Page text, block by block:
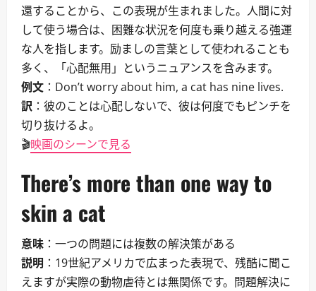
還することから、この表現が生まれました。人間に対
して使う場合は、困難な状況を何度も乗り越える強運
な人を指します。励ましの言葉として使われることも
多く、「心配無用」というニュアンスを含みます。
例文 ：Don’t worry about him, a cat has nine lives.
訳 ：彼のことは心配しないで、彼は何度でもピンチを
切り抜けるよ。
🎬映画のシーンで見る
There’s more than one way to
skin a cat
意味 ：一つの問題には複数の解決策がある
説明 ：19世紀アメリカで広まった表現で、残酷に聞こ
えますが実際の動物虐待とは無関係です。問題解決に